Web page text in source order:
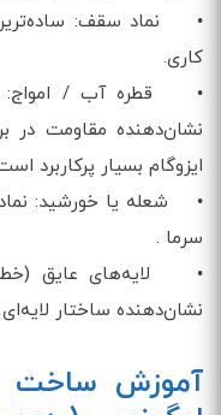
• نماد سقف: ساده‌ترین
کاری.
• قطره آب / امواج:
نشان‌دهنده مقاومت در
ایزوگام بسیار پرکاربرد
• شعله یا خورشید: نماد
سرما .
• لایه‌های عایق
نشان‌دهنده ساختار
آموزش ساخت